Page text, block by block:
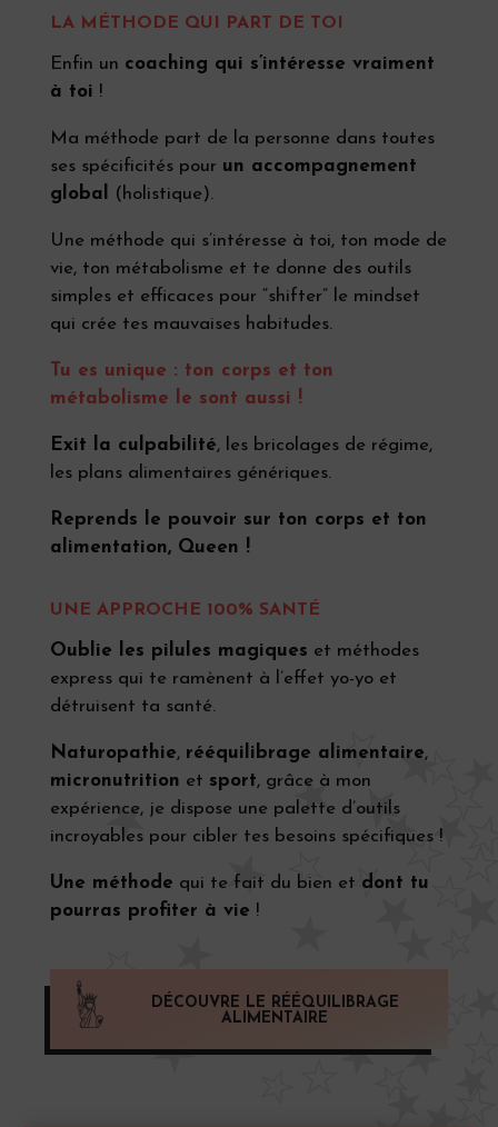
LA MÉTHODE QUI PART DE TOI
Enfin un coaching qui s’intéresse vraiment
à toi !
Ma méthode part de la personne dans toutes
ses spécificités pour un accompagnement
global
(holistique).
Une méthode qui s’intéresse à toi, ton mode de
vie, ton métabolisme et te donne des outils
simples et efficaces pour “shifter” le mindset
qui crée tes mauvaises habitudes.
Tu es unique : ton corps et ton
métabolisme le sont aussi !
Exit la culpabilité, les bricolages de régime,
les plans alimentaires génériques.
Reprends le pouvoir sur ton corps et ton
alimentation, Queen !
UNE APPROCHE 100% SANTÉ
Oublie les pilules magiques et méthodes
express qui te ramènent à l’effet yo-yo et
détruisent ta santé.
Naturopathie, rééquilibrage alimentaire,
micronutrition et sport, grâce à mon
expérience, je dispose une palette d’outils
incroyables pour cibler tes besoins spécifiques !
Une méthode qui te fait du bien et dont tu
pourras profiter à vie !
DÉCOUVRE LE RÉÉQUILIBRAGE
ALIMENTAIRE